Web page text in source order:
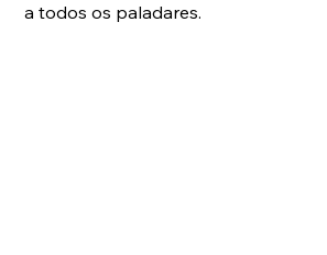
a todos os paladares.